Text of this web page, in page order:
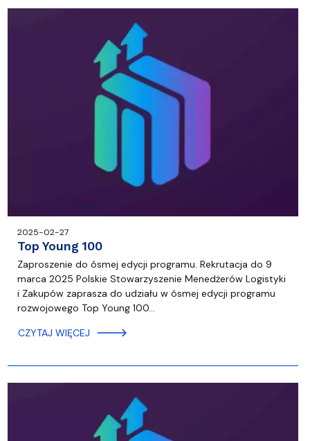
2025-02-27
Top Young 100
Zaproszenie do ósmej edycji programu. Rekrutacja do 9
marca 2025 Polskie Stowarzyszenie Menedżerów Logistyki
i Zakupów zaprasza do udziału w ósmej edycji programu
rozwojowego Top Young 100…
CZYTAJ WIĘCEJ